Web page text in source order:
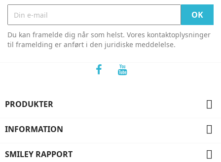
Du kan framelde dig når som helst. Vores kontaktoplysninger
til framelding er anført i den juridiske meddelelse.
PRODUKTER 
INFORMATION 
SMILEY RAPPORT 